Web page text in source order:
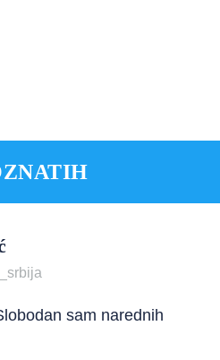
sam narednih